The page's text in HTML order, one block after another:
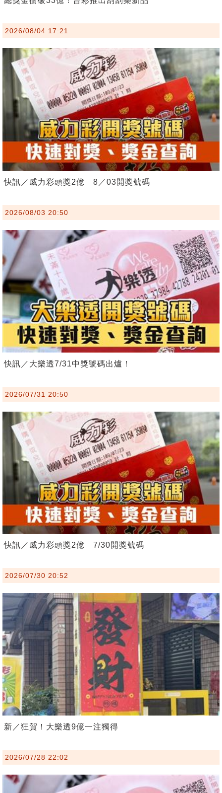
2026/08/04 17:21
快訊／威力彩頭獎2億 8／03開獎號碼
2026/08/03 20:50
快訊／大樂透7/31中獎號碼出爐！
2026/07/31 20:50
快訊／威力彩頭獎2億 7/30開獎號碼
2026/07/30 20:52
新／狂賀！大樂透9億一注獨得
2026/07/28 22:02